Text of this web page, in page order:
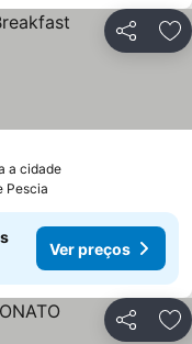
Partilhar
a cidadeVer preços
Pescia
Ver preços
Partilhar